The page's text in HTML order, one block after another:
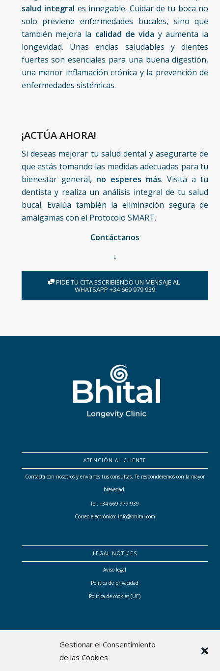
Gestionar el Consentimiento
de las Cookies
salud integral es innegable. Cuidar de tu boca no
solo previene enfermedades bucales, sino que
también mejora la calidad de vida yaumenta la
longevidad. Unas encías saludables y dientes
fuertes son esenciales para una buena digestión,
una menor inflamación crónica y la prevención de
enfermedades sistémicas.
¡ACTÚA AHORA!
Si deseas mejorar tu salud dental y asegurarte de
que estás tomando las medidas adecuadas para tu
bienestar general, no esperes más. Visita a tu
dentista y realiza un análisis integral de tu salud
bucal. Evalúa también la eliminación segura de
amalgamas con el Protocolo SMART.
Contáctanos
↓
PIDE TU CITA ESCRIBIENDO UN MENSAJE AL
WHATSAPP +34 669 979 939
ATENCIÓN AL CLIENTE
Contacta con nosotros y envíanos tus consultas. Te responderemos con la mayor
brevedad.
Tel. +34 669 979 939
Correo electrónico: info@bhital.com
LEGAL NOTICES
Aviso legal
Política de privacidad
Política de cookies (UE)